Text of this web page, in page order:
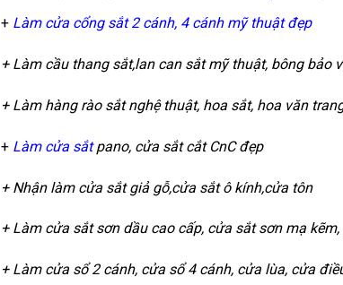
+ Làm cửa cổng sắt 2 cánh, 4 cánh mỹ thuật đẹp
+ Làm cầu thang sắt,lan can sắt mỹ thuật, bông bảo
+ Làm hàng rào sắt nghệ thuật, hoa sắt, hoa văn
+ Làm cửa sắtpano, cửa sắt cắt CnC đẹp
+ Nhận làm cửa sắt giả gỗ,cửa sắt ô kính,cửa tôn
+ Làm cửa sắt sơn dầu cao cấp, cửa sắt sơn mạ
+ Làm cửa sổ 2 cánh, cửa sổ 4 cánh, cửa lùa, cửa